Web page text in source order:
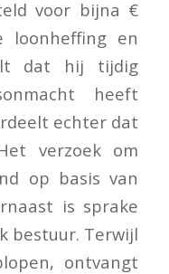
voor bijna €
loonheffing en
dat hij tijdig
heeft
echter dat
verzoek om
op basis van
is sprake
bestuur. Terwijl
ontvangt